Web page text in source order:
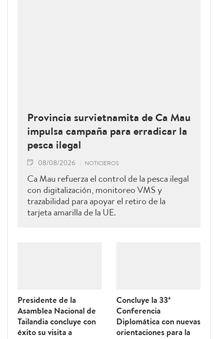
Provincia survietnamita de Ca Mau
impulsa campaña para erradicar la
pesca ilegal
08/08/2026 NOTICIEROS
Ca Mau refuerza el control de la pesca ilegal
con digitalización, monitoreo VMS y
trazabilidad para apoyar el retiro de la
tarjeta amarilla de la UE.
Presidente de la
Asamblea Nacional de
Tailandia concluye con
éxito su visita a
Concluye la 33ª
Conferencia
Diplomática con nuevas
orientaciones para la